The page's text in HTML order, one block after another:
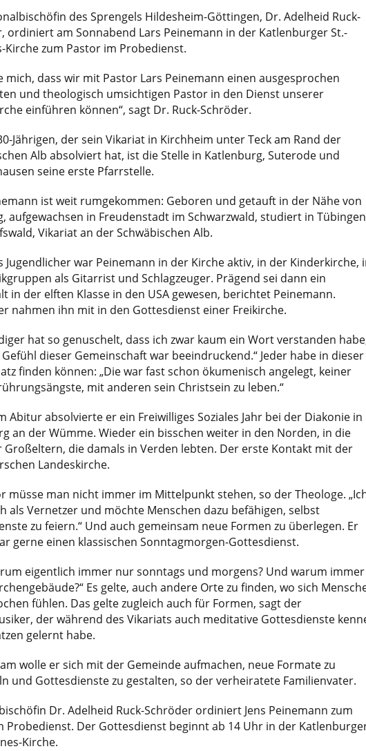
des Sprengels Hildesheim-Göttingen, Dr. Adelheid Ruck-
ordiniert am Sonnabend Lars Peinemann in der Katlenburger St.-
Kirche zum Pastor im Probedienst.
mich, dass wir mit Pastor Lars Peinemann einen ausgesprochen
und theologisch umsichtigen Pastor in den Dienst unserer
einführen können“, sagt Dr. Ruck-Schröder.
Jährigen, der sein Vikariat in Kirchheim unter Teck am Rand der
Alb absolviert hat, ist die Stelle in Katlenburg, Suterode und
seine erste Pfarrstelle.
ist weit rumgekommen: Geboren und getauft in der Nähe von
aufgewachsen in Freudenstadt im Schwarzwald, studiert in Tübingen
Vikariat an der Schwäbischen Alb.
Jugendlicher war Peinemann in der Kirche aktiv, in der Kinderkirche,
als Gitarrist und Schlagzeuger. Prägend sei dann ein
in der elften Klasse in den USA gewesen, berichtet Peinemann.
nahmen ihn mit in den Gottesdienst einer Freikirche.
hat so genuschelt, dass ich zwar kaum ein Wort verstanden
dieser Gemeinschaft war beeindruckend.“ Jeder habe in dieser
finden können: „Die war fast schon ökumenisch angelegt, keiner
mit anderen sein Christsein zu leben.“
Abitur absolvierte er ein Freiwilliges Soziales Jahr bei der Diakonie in
an der Wümme. Wieder ein bisschen weiter in den Norden, in die
Großeltern, die damals in Verden lebten. Der erste Kontakt mit der
Landeskirche.
müsse man nicht immer im Mittelpunkt stehen, so der Theologe.
als Vernetzer und möchte Menschen dazu befähigen, selbst
zu feiern.“ Und auch gemeinsam neue Formen zu überlegen. Er
gerne einen klassischen Sonntagmorgen-Gottesdienst.
eigentlich immer nur sonntags und morgens? Und warum
Es gelte, auch andere Orte zu finden, wo sich
fühlen. Das gelte zugleich auch für Formen, sagt der
der während des Vikariats auch meditative Gottesdienste
gelernt habe.
wolle er sich mit der Gemeinde aufmachen, neue Formate zu
und Gottesdienste zu gestalten, so der verheiratete Familienvater.
Dr. Adelheid Ruck-Schröder ordiniert Jens Peinemann zum
Probedienst. Der Gottesdienst beginnt ab 14 Uhr in der
Kirche.